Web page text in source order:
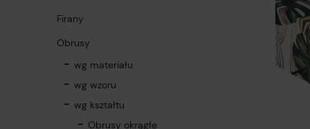
Firany
Obrusy
wg materiału
wg wzoru
wg kształtu
Obrusy okrągłe